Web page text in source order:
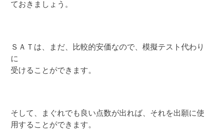
ておきましょう。
ＳＡＴは、まだ、比較的安価なので、模擬テスト代わり
に
受けることができます。
そして、まぐれでも良い点数が出れば、それを出願に使
用することができます。